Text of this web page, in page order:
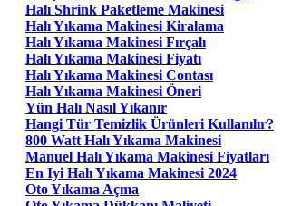
Halı Shrink Paketleme Makinesi
Halı Yıkama Makinesi Kiralama
Halı Yıkama Makinesi Fırçalı
Halı Yıkama Makinesi Fiyatı
Halı Yıkama Makinesi Contası
Halı Yıkama Makinesi Öneri
Yün Halı Nasıl Yıkanır
Hangi Tür Temizlik Ürünleri Kullanılır?
800 Watt Halı Yıkama Makinesi
Manuel Halı Yıkama Makinesi Fiyatları
En Iyi Halı Yıkama Makinesi 2024
Oto Yıkama Açma